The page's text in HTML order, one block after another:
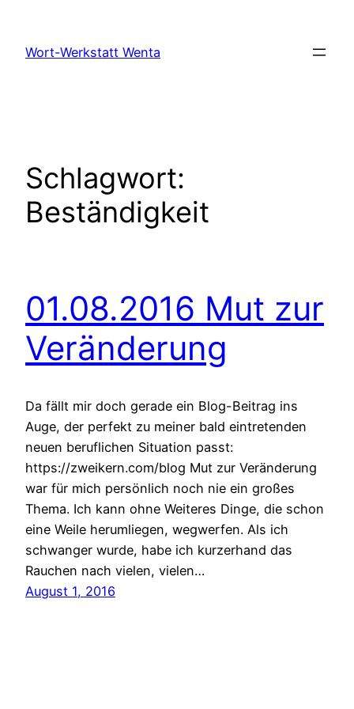
springen
Wort-Werkstatt Wenta
Schlagwort:
Beständigkeit
01.08.2016 Mut zur
Veränderung
Da fällt mir doch gerade ein Blog-Beitrag ins
Auge, der perfekt zu meiner bald eintretenden
neuen beruflichen Situation passt:
https://zweikern.com/blog Mut zur Veränderung
war für mich persönlich noch nie ein großes
Thema. Ich kann ohne Weiteres Dinge, die schon
eine Weile herumliegen, wegwerfen. Als ich
schwanger wurde, habe ich kurzerhand das
Rauchen nach vielen, vielen…
August 1, 2016